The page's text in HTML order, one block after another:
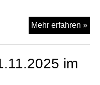
Mehr erfahren »
am
im